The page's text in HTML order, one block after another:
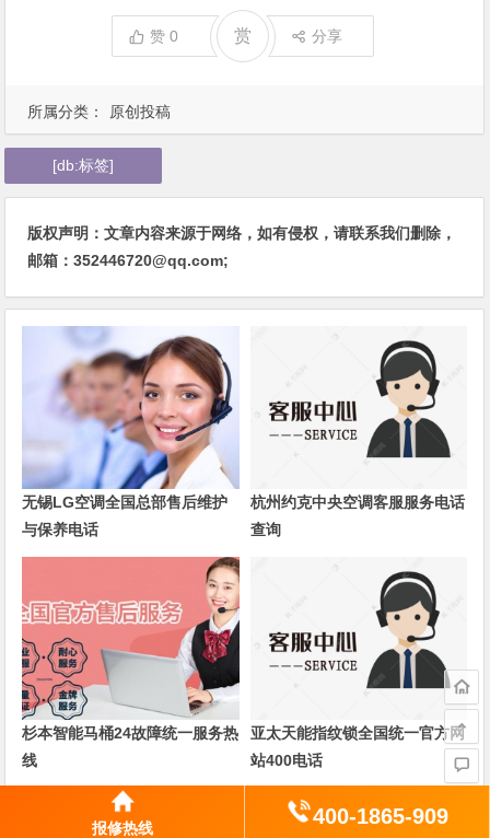
所属分类： 原创投稿
赞0 赏 分享
[db:标签]
版权声明：文章内容来源于网络，如有侵权，请联系我们删除，
邮箱：352446720@qq.com;
无锡LG空调全国总部售后维护
与保养电话
杭州约克中央空调客服服务电话
查询
杉本智能马桶24故障统一服务热
线
亚太天能指纹锁全国统一官方网
站400电话
上一篇 下一篇
报修热线 400-1865-909